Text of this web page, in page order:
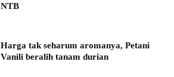
NTB
Harga tak seharum aromanya, Petani
Vanili beralih tanam durian